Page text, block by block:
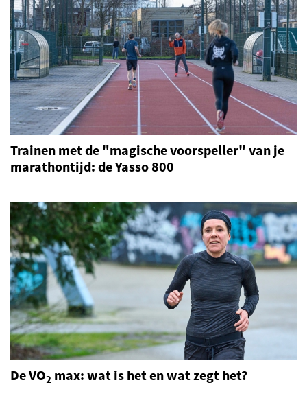
Trainen met de "magische voorspeller" van je
marathontijd: de Yasso 800
De VO2 max: wat is het en wat zegt het?